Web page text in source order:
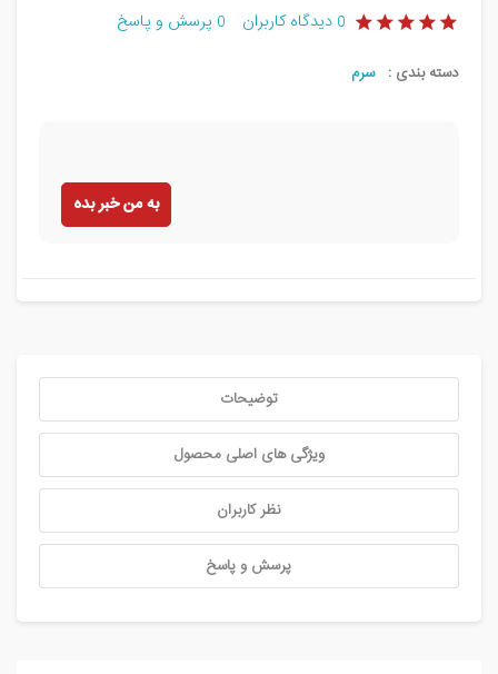
0 دیدگاه کاربران 0 پرسش و پاسخ
دسته بندی : سرم
به من خبر بده
توضیحات
ویژگی های اصلی محصول
نظر کاربران
پرسش و پاسخ